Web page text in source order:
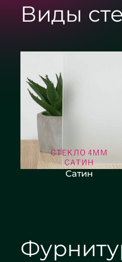
Виды
Сатин